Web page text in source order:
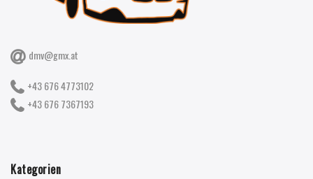
dmv@gmx.at
+43 676 4773102
+43 676 7367193
Kategorien